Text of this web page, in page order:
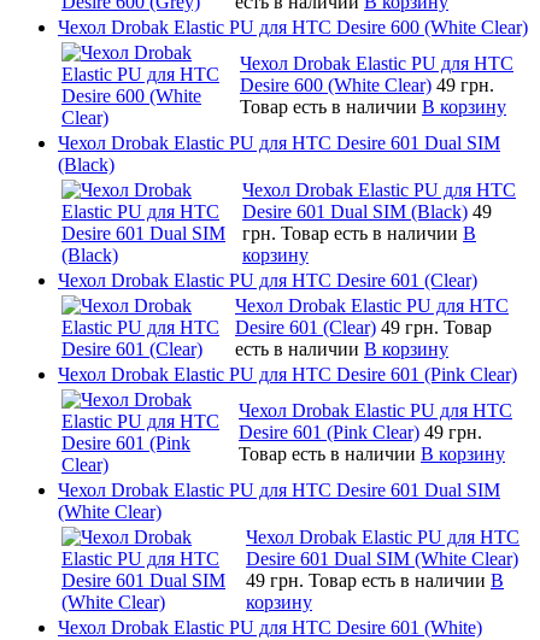
Чехол Drobak Elastic PU для HTC Desire 600 (White Clear)
Чехол Drobak Elastic PU для HTC
Desire 600 (White Clear) 49 грн.
Товар есть в наличии В корзину
Чехол Drobak Elastic PU для HTC Desire 601 Dual SIM
(Black)
Чехол Drobak Elastic PU для HTC
Desire 601 Dual SIM (Black) 49
грн. Товар есть в наличии В
корзину
Чехол Drobak Elastic PU для HTC Desire 601 (Clear)
Чехол Drobak Elastic PU для HTC
Desire 601 (Clear) 49 грн. Товар
есть в наличии В корзину
Чехол Drobak Elastic PU для HTC Desire 601 (Pink Clear)
Чехол Drobak Elastic PU для HTC
Desire 601 (Pink Clear) 49 грн.
Товар есть в наличии В корзину
Чехол Drobak Elastic PU для HTC Desire 601 Dual SIM
(White Clear)
Чехол Drobak Elastic PU для HTC
Desire 601 Dual SIM (White Clear)
49 грн. Товар есть в наличии В
корзину
Чехол Drobak Elastic PU для HTC Desire 601 (White)